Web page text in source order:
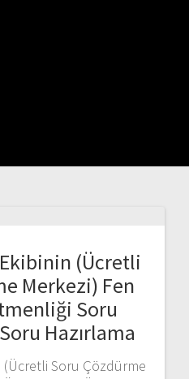
(Ücretli
Merkezi) Fen
Soru
Hazırlama
(Ücretli Soru Çözdürme